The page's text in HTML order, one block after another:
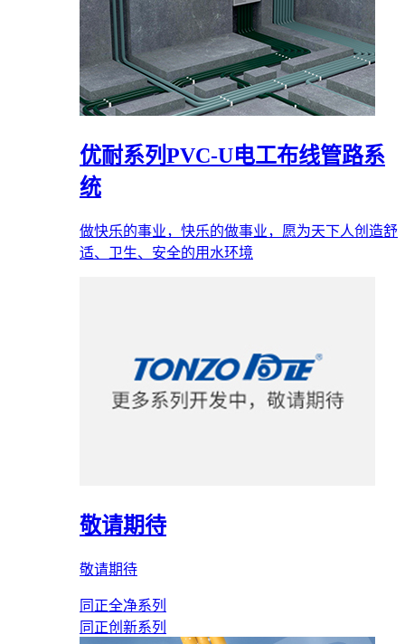
优耐系列PVC-U电工布线管路系
统
做快乐的事业，快乐的做事业，愿为天下人创造舒
适、卫生、安全的用水环境
敬请期待
敬请期待
同正全净系列
同正创新系列